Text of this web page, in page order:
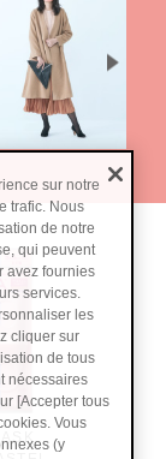
sur notre
trafic. Nous
de notre
qui peuvent
avez fournies
services.
les
cliquer sur
de tous
nécessaires
[Accepter tous
Vous
(y